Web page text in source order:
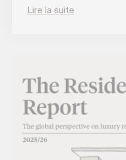
Lire la suite